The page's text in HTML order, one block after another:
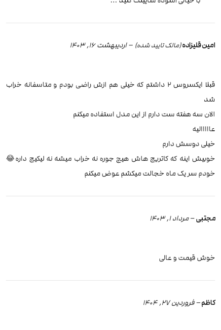
امین قلیزاده(مالک تایید شده) –اردیبهشت 16, 1403
قبلا ایکسروس ۲ داشتم که خیلی هم ازش راضی بودم و متاسفانه خراب
شد
الان سه هفته ست دارم از این مدل استفاده میکنم
عااااالیه
خیلی دوسش دارم
خوبیش اینه که کاتریج هاش هیچ جوره نه خراب میشه نه لیکیج داره😂
خودم سر یک ماه خجالت میکشم عوض میکنم
مجتبی–مرداد 1, 1403
خوش قیمت و عالی
کاظم– فروردین 27, 1404